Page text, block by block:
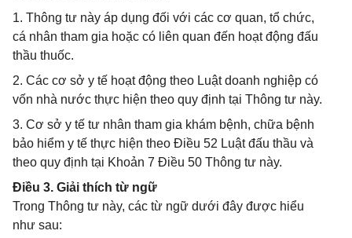
1. Thông tư này áp dụng đối với các cơ quan, tổ chức,
cá nhân tham gia hoặc có liên quan đến hoạt động đấu
thầu thuốc.
2. Các cơ sở y tế hoạt động theo Luật doanh nghiệp có
vốn nhà nước thực hiện theo quy định tại Thông tư này.
3. Cơ sở y tế tư nhân tham gia khám bệnh, chữa bệnh
bảo hiểm y tế thực hiện theo Điều 52 Luật đấu thầu và
theo quy định tại Khoản 7 Điều 50 Thông tư này.
Điều 3. Giải thích từ ngữ
Trong Thông tư này, các từ ngữ dưới đây được hiểu
như sau: